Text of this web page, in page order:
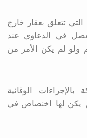
التي تتعلق بعقار خارج
في الدعاوى عند
لم يكن الأمر من
بالإجراءات الوقائية
يكن لها اختصاص في